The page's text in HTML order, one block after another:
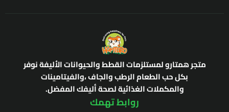
متجر همتارو لمستلزمات القطط والحيوانات الأليفة نوفر
بكل حب الطعام الرطب والجاف ،والفيتامينات
والمكملات الغذائية لصحة أليفك المفضل.
روابط تهمك